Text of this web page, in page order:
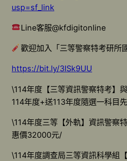
usp=sf_link
Line客服@kfdigitonline
歡迎加入「三等警察特考研所
https://bit.ly/3ISk9UU
\114年度【三等資訊警察特考】
114年度+送113年度隨選一科目
\114年度三等【外軌】資訊警察
惠價32000元/
\114年度調查局三等資訊科學組